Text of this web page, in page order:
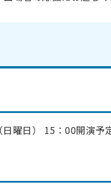
曜日） 15：00開演予